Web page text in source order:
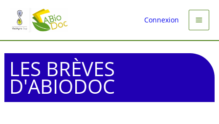
contenu
Connexion
LES BRÈVES
D'ABIODOC